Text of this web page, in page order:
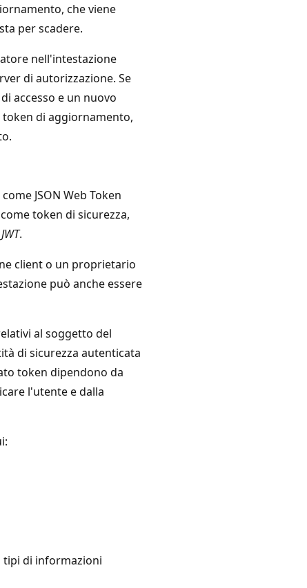
che viene
per scadere.
nell'intestazione
di autorizzazione. Se
accesso e un nuovo
di aggiornamento,
JSON Web Token
token di sicurezza,
.
client o un proprietario
può anche essere
al soggetto del
di sicurezza autenticata
token dipendono da
l'utente e dalla
tipi di informazioni